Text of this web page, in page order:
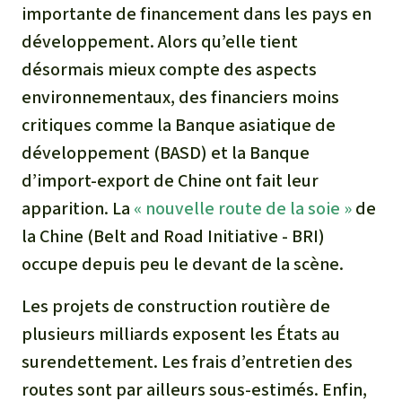
importante de financement dans les pays en
développement. Alors qu’elle tient
désormais mieux compte des aspects
environnementaux, des financiers moins
critiques comme la Banque asiatique de
développement (BASD) et la Banque
d’import-export de Chine ont fait leur
apparition. La « nouvelle route de la soie »de
la Chine (Belt and Road Initiative - BRI)
occupe depuis peu le devant de la scène.
Les projets de construction routière de
plusieurs milliards exposent les États au
surendettement. Les frais d’entretien des
routes sont par ailleurs sous-estimés. Enfin,